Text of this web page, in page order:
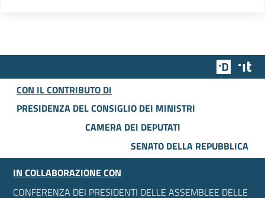
Team
CON IL CONTRIBUTO DI
PRESIDENZA DEL CONSIGLIO DEI MINISTRI
CAMERA DEI DEPUTATI
SENATO DELLA REPUBBLICA
IN COLLABORAZIONE CON
CONFERENZA DEI PRESIDENTI DELLE ASSEMBLEE DELLE